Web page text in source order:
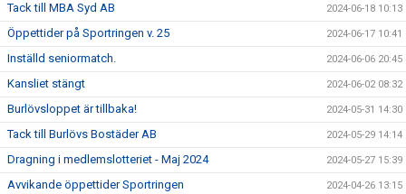
Tack till MBA Syd AB 2024-06-18 10:13
Öppettider på Sportringen v. 25 2024-06-17 10:41
Inställd seniormatch. 2024-06-06 20:45
Kansliet stängt 2024-06-02 08:32
Burlövsloppet är tillbaka! 2024-05-31 14:30
Tack till Burlövs Bostäder AB 2024-05-29 14:14
Dragning i medlemslotteriet - Maj 2024 2024-05-27 15:39
Avvikande öppettider Sportringen 2024-04-26 13:15